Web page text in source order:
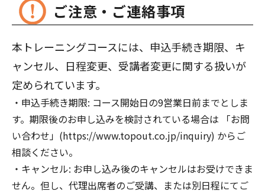
ご注意・ご連絡事項
本トレーニングコースには、申込手続き期限、キ
ャンセル、日程変更、受講者変更に関する扱いが
定められています。
申込手続き期限: コース開始日の9営業日前までとしま
す。期限後のお申し込みを検討されている場合は 「お問
い合わせ」(https://www.topout.co.jp/inquiry) からご
相談ください。
キャンセル: お申し込み後のキャンセルはお受けできま
せん。但し、代理出席者のご受講、または別日程にてご